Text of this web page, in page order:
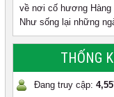
về nơi cố hương Hàng
Như sống lại những
THỐNG
Đang truy cập: